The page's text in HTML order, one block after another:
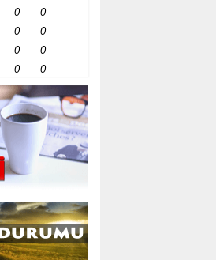
0
0
0
0
0
0
0 0